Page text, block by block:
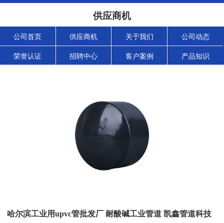
供应商机
公司首页 供应商机 关于我们 公司动态
荣誉认证 招聘中心 客户案例 产品知识
哈尔滨工业用upvc管批发厂 耐酸碱工业管道 凯鑫管道科技